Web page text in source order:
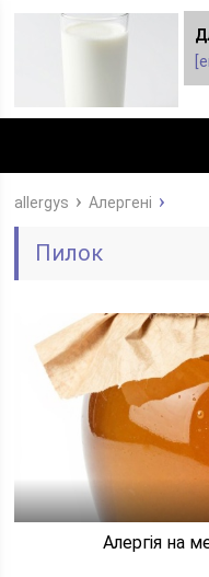
allergys Алергені
Пилок
Алергія на